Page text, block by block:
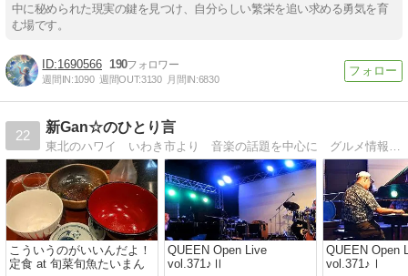
中に秘められた現実の鍵を見つけ、自分らしい繁栄を追い求める勇気を育
む場です。
1690566 190
週間IN:1090 週間OUT:3130 月間IN:6830
22
新Gan☆のひとり言
東北のハワイ いわき市より 音楽の話題を中心に グルメ情報や旅日記などを掲載しています。ライブは、弾き語りで出演したり飛び込みバンドで演奏したりしてますのでよろしくお願いいたします。
こういうのがいいんだよ！
定食 at 旬菜旬魚たいまん
QUEEN Open Live
vol.371♪Ⅱ
QUEEN Open
vol.371♪Ⅰ